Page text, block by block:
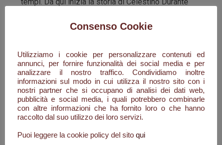
fisico, per riabbracciare papà Giuseppe e mamma
Il duro lavoro della terra e qualche capo di
bestiame, erano state e sono le uniche risorse
economiche e di vita per la maggioranza della
comunità santelenese: ma molti di quei ragazzi
avevano una grande maestria sotto le loro mani, le
forbici, i coltelli e qualsiasi strumento da taglio e di
lama tornavano come nuovi. Celestino raccoglie le
Consenso Cookie
Utilizziamo i cookie per personalizzare contenuti ed
annunci, per fornire funzionalità dei social media e per
analizzare il nostro traffico. Condividiamo inoltre
informazioni sul modo in cui utilizza il nostro sito con i
nostri partner che si occupano di analisi dei dati web,
pubblicità e social media, i quali potrebbero combinarle
con altre informazioni che ha fornito loro o che hanno
raccolto dal suo utilizzo dei loro servizi.
Puoi leggere la cookie policy del sito qui